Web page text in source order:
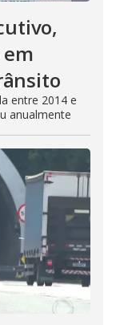
entre 2014 e
anualmente